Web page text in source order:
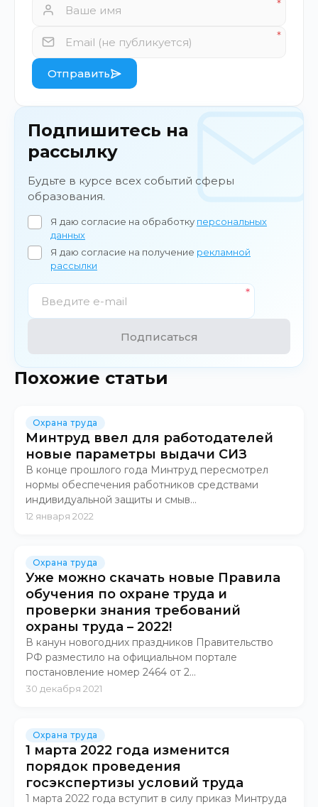
Отправить
Подпишитесь на
рассылку
Будьте в курсе всех событий сферы
образования.
Я даю согласие на обработку персональных
данных
Я даю согласие на получение рекламной
рассылки
Подписаться
Похожие статьи
Охрана труда
Минтруд ввел для работодателей
новые параметры выдачи СИЗ
В конце прошлого года Минтруд пересмотрел
нормы обеспечения работников средствами
индивидуальной защиты и смыв...
12 января 2022
Охрана труда
Уже можно скачать новые Правила
обучения по охране труда и
проверки знания требований
охраны труда – 2022!
В канун новогодних праздников Правительство
РФ разместило на официальном портале
постановление номер 2464 от 2...
30 декабря 2021
Охрана труда
1 марта 2022 года изменится
порядок проведения
госэкспертизы условий труда
1 марта 2022 года вступит в силу приказ Минтруда